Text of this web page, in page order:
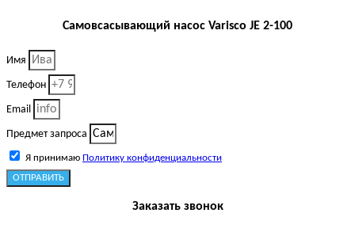
Самовсасывающий насос Varisco JE 2-100
Имя
Телефон
Email
Предмет запроса
Я принимаю Политику конфиденциальности
ОТПРАВИТЬ
Заказать звонок